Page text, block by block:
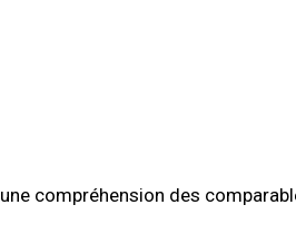
compréhension des